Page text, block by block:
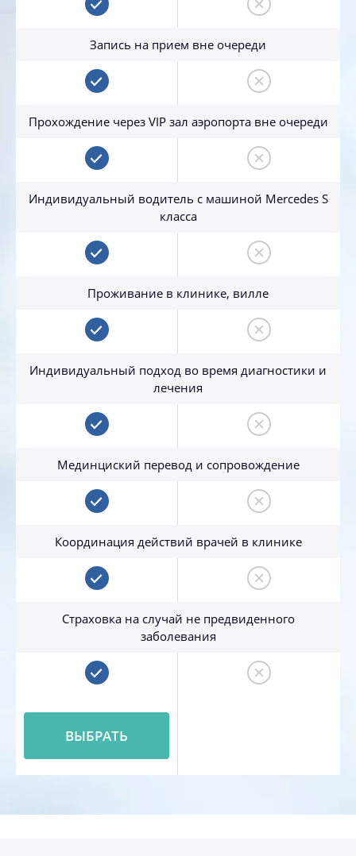
Запись на прием вне очереди
Прохождение через VIP зал аэропорта вне очереди
Индивидуальный водитель с машиной Mercedes S
класса
Проживание в клинике, вилле
Индивидуальный подход во время диагностики и
лечения
Мединциский перевод и сопровождение
Координация действий врачей в клинике
Страховка на случай не предвиденного
заболевания
ВЫБРАТЬ